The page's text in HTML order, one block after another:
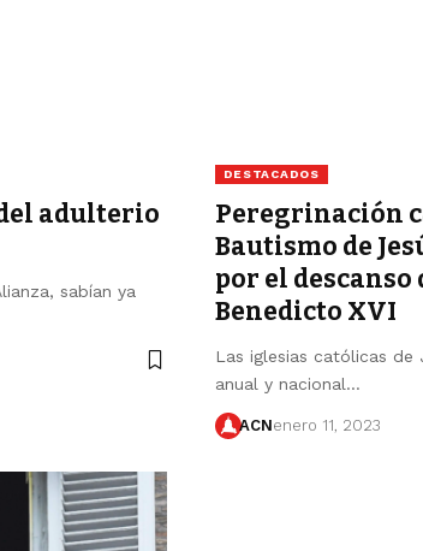
adulterio
sabían ya
DESTACADOS
Peregrinación
Bautismo de
por el descanso
Benedicto XVI
Las iglesias católicas de
anual y nacional…
ACNenero 11, 2023